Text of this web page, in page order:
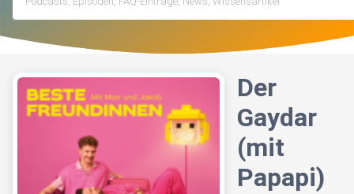
Der
Gaydar
(mit
Papapi)